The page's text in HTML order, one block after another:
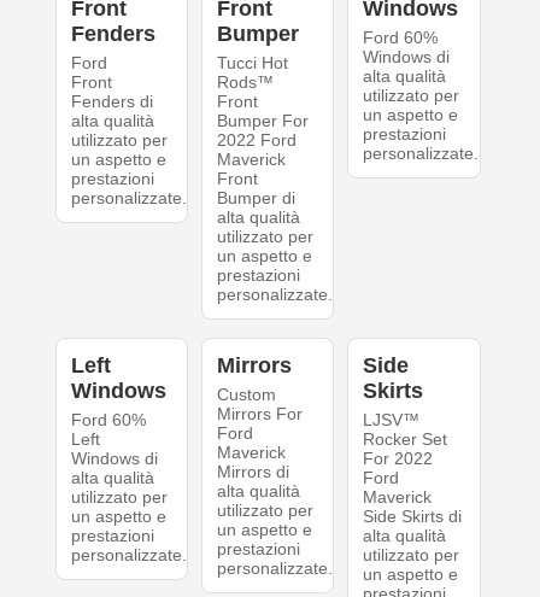
Front
Fenders
Ford
Front
Fenders di
alta qualità
utilizzato per
un aspetto e
prestazioni
personalizzate.
Front
Bumper
Tucci Hot
Rods™
Front
Bumper For
2022 Ford
Maverick
Front
Bumper di
alta qualità
utilizzato per
un aspetto e
prestazioni
personalizzate.
Windows
Ford 60%
Windows di
alta qualità
utilizzato per
un aspetto e
prestazioni
personalizzate.
Left
Windows
Ford 60%
Left
Windows di
alta qualità
utilizzato per
un aspetto e
prestazioni
personalizzate.
Mirrors
Custom
Mirrors For
Ford
Maverick
Mirrors di
alta qualità
utilizzato per
un aspetto e
prestazioni
personalizzate.
Side
Skirts
LJSV™
Rocker Set
For 2022
Ford
Maverick
Side Skirts di
alta qualità
utilizzato per
un aspetto e